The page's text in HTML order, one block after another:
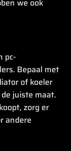
we ook
pc-
Bepaal met
of koeler
juiste maat.
zorg er
andere